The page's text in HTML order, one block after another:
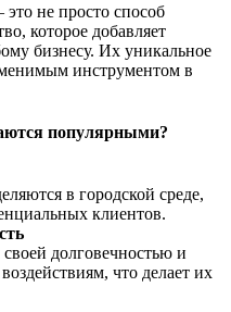
не просто способ
которое добавляет
бизнесу. Их уникальное
инструментом в
популярными?
в городской среде,
клиентов.
долговечностью и
что делает их